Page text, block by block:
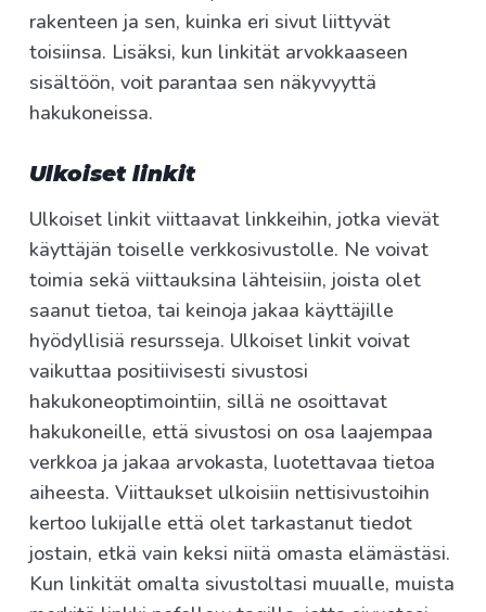
rakenteen ja sen, kuinka eri sivut liittyvät
toisiinsa. Lisäksi, kun linkität arvokkaaseen
sisältöön, voit parantaa sen näkyvyyttä
hakukoneissa.
Ulkoiset linkit
Ulkoiset linkit viittaavat linkkeihin, jotka vievät
käyttäjän toiselle verkkosivustolle. Ne voivat
toimia sekä viittauksina lähteisiin, joista olet
saanut tietoa, tai keinoja jakaa käyttäjille
hyödyllisiä resursseja. Ulkoiset linkit voivat
vaikuttaa positiivisesti sivustosi
hakukoneoptimointiin, sillä ne osoittavat
hakukoneille, että sivustosi on osa laajempaa
verkkoa ja jakaa arvokasta, luotettavaa tietoa
aiheesta. Viittaukset ulkoisiin nettisivustoihin
kertoo lukijalle että olet tarkastanut tiedot
jostain, etkä vain keksi niitä omasta elämästäsi.
Kun linkität omalta sivustoltasi muualle, muista